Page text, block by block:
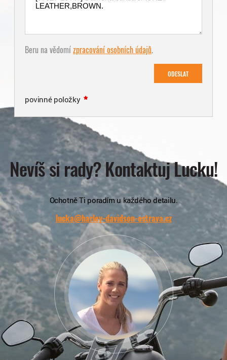
Beru na vědomízpracování osobních údajů.
ODESLAT
povinné položky
Nevíš si rady? Kontaktuj Lucku!
Ochotně Ti poradím u každého detailu.
lucka@harley-davidson-ostrava.cz